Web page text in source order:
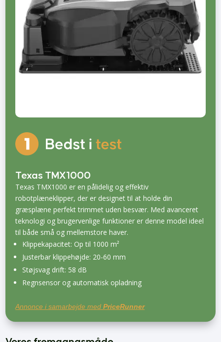
Texas TMX1000
Texas TMX1000 er en pålidelig og effektiv
robotplæneklipper, der er designet til at holde din
græsplæne perfekt trimmet uden besvær. Med avanceret
teknologi og brugervenlige funktioner er denne model ideel
til både små og mellemstore haver.
Klippekapacitet: Op til 1000 m²
Justerbar klippehøjde: 20-60 mm
Støjsvag drift: 58 dB
Regnsensor og automatisk opladning
Annonce i samarbejde medPriceRunner